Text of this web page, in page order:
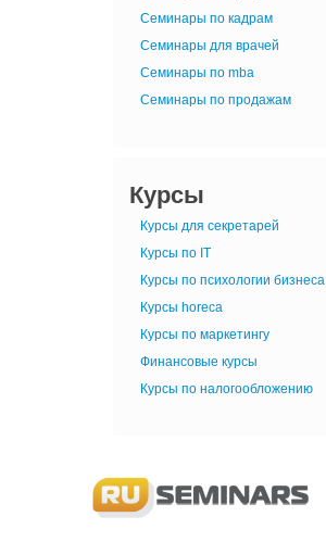
Семинары по кадрам
Семинары для врачей
Семинары по mba
Семинары по продажам
Курсы
Курсы для секретарей
Курсы по IT
Курсы по психологии бизнеса
Курсы horeca
Курсы по маркетингу
Финансовые курсы
Курсы по налогообложению